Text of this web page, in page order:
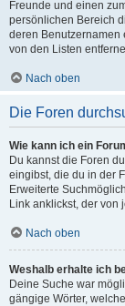
Freunde und einen
persönlichen Bereich
deren Benutzernamen
von den Listen
Nach oben
Die Foren
Wie kann ich ein
Du kannst die Foren
eingibst, die du in der
Erweiterte
Link anklickst, der von
Nach oben
Weshalb erhalte ich
Deine Suche war
gängige Wörter,